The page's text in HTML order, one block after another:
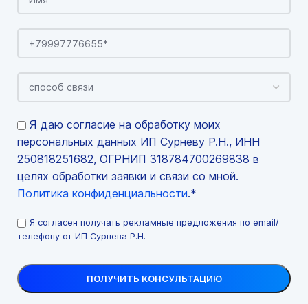
Я даю согласие на обработку моих
персональных данных ИП Сурневу Р.Н., ИНН
250818251682, ОГРНИП 318784700269838 в
целях обработки заявки и связи со мной.
Политика конфиденциальности.*
Я согласен получать рекламные предложения по email/
телефону от ИП Сурнева Р.Н.